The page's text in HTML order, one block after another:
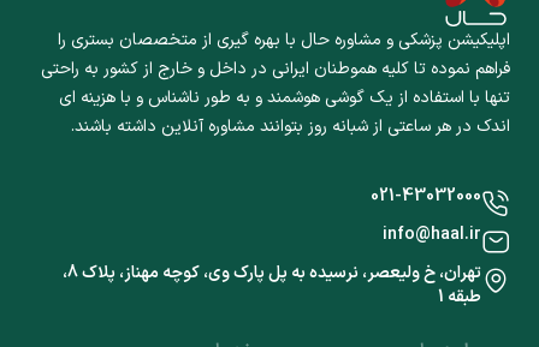
اپلیکیشن پزشکی و مشاوره حال با بهره گیری از متخصصان بستری را
فراهم نموده تا کلیه هموطنان ایرانی در داخل و خارج از کشور به راحتی
تنها با استفاده از یک گوشی هوشمند و به طور ناشناس و با هزینه ای
اندک در هر ساعتی از شبانه روز بتوانند مشاوره آنلاین داشته باشند.
021-43032000
info@haal.ir
تهران، خ ولیعصر، نرسیده به پل پارک وی، کوچه مهناز، پلاک 8،
طبقه 1